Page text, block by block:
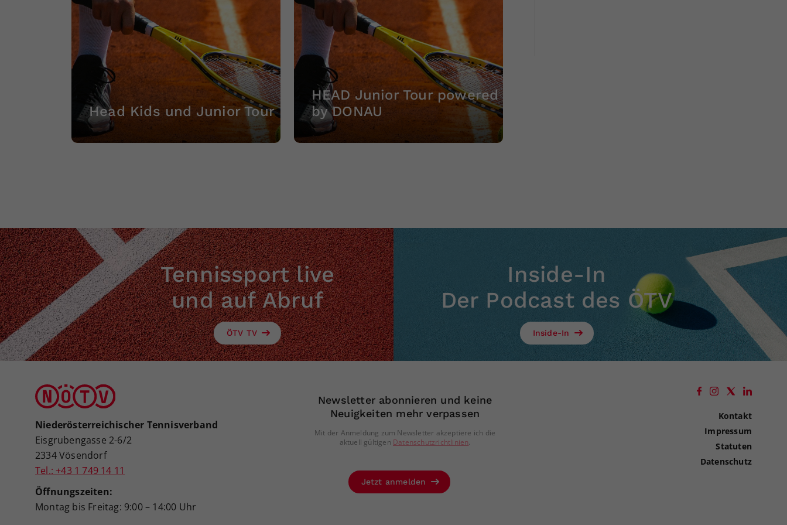
Head Kids und Junior Tour
HEAD Junior Tour powered
by DONAU
Tennissport live
und auf Abruf
ÖTV TV
Inside-In
Der Podcast des ÖTV
Inside-In
Niederösterreichischer Tennisverband
Eisgrubengasse 2-6/2
2334 Vösendorf
Tel.: +43 1 749 14 11
Öffnungszeiten:
Montag bis Freitag: 9:00 – 14:00 Uhr
Newsletter abonnieren und keine
Neuigkeiten mehr verpassen
Mit der Anmeldung zum Newsletter akzeptiere ich die
aktuell gültigen Datenschutzrichtlinien.
Jetzt anmelden
Kontakt
Impressum
Statuten
Datenschutz
Ihrer vorgenommen Einstellungen, falls der
Webseiten-Betreiber dies eingestellt hat.